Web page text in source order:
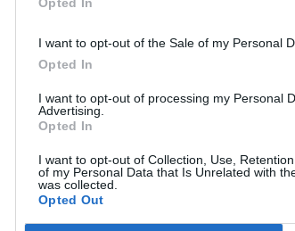
I want to opt-out of the Sale of my Personal
Opted In
I want to opt-out of processing my Personal
Advertising.
Opted In
I want to opt-out of Collection, Use,
of my Personal Data that Is Unrelated with
was collected.
Opted Out